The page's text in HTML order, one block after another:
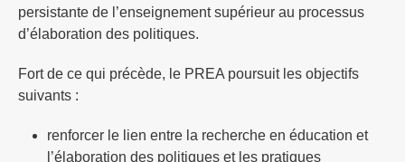
persistante de l’enseignement supérieur au processus
d’élaboration des politiques.
Fort de ce qui précède, le PREA poursuit les objectifs
suivants :
renforcer le lien entre la recherche en éducation et
l’élaboration des politiques et les pratiques